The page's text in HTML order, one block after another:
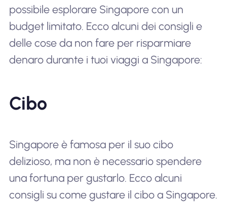
possibile esplorare Singapore con un
budget limitato. Ecco alcuni dei consigli e
delle cose da non fare per risparmiare
denaro durante i tuoi viaggi a Singapore:
Cibo
Singapore è famosa per il suo cibo
delizioso, ma non è necessario spendere
una fortuna per gustarlo. Ecco alcuni
consigli su come gustare il cibo a Singapore.